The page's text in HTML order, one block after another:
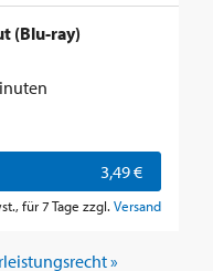
(Blu-ray)
3,49 €
für 7 Tage zzgl. Versand
»